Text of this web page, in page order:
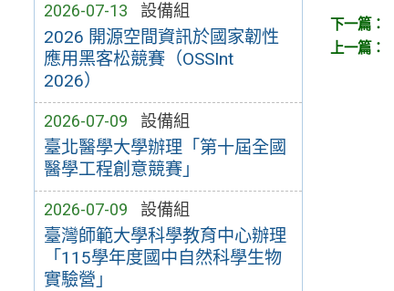
2026-07-13 設備組
2026 開源空間資訊於國家韌性
應用黑客松競賽（OSSInt
2026）
2026-07-09 設備組
臺北醫學大學辦理「第十屆全國
醫學工程創意競賽」
2026-07-09 設備組
臺灣師範大學科學教育中心辦理
「115學年度國中自然科學生物
實驗營」